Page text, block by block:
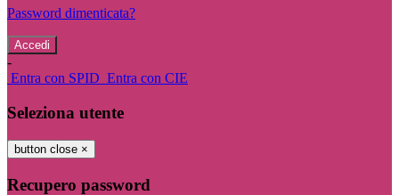
Password dimenticata?
-
Entra con SPID Entra con CIE
Seleziona utente
button close ×
Recupero password